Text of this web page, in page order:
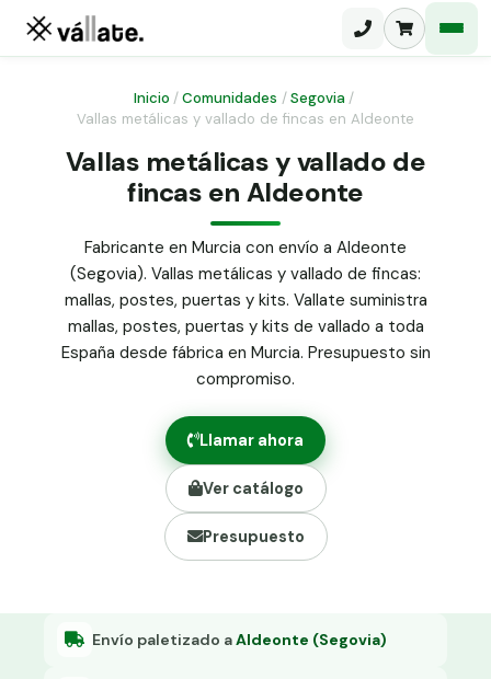
Malla ganadera
Malla simple torsión
Malla triple torsión
Panel malla H.
Puerta abatible dos hojas
Puerta acceso peatonal
Poste malla Hércules
Poste malla simple torsión
Alambre de espino galvanizado
Abrazadera PVC malla H.
Grapa malla H.
Grapadora
Tensor galvanizado
Inicio /Comunidades / Segovia /
Vallas metálicas y vallado de fincas en Aldeonte
Vallas metálicas y vallado de
fincas en Aldeonte
Fabricante en Murcia con envío a Aldeonte
(Segovia). Vallas metálicas y vallado de fincas:
mallas, postes, puertas y kits. Vallate suministra
mallas, postes, puertas y kits de vallado a toda
España desde fábrica en Murcia. Presupuesto sin
compromiso.
Llamar ahora
Ver catálogo
Presupuesto
Envío paletizado aAldeonte (Segovia)